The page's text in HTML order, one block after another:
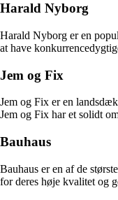
Harald Nyborg
Harald Nyborg er en
at have
Jem og Fix
Jem og Fix er en
Jem og Fix har et solidt
Bauhaus
Bauhaus er en af de
for deres høje kvalitet og